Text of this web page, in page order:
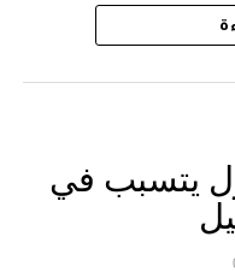
الوطني بحي
المشتبه به
في خصوص
يتسبب في